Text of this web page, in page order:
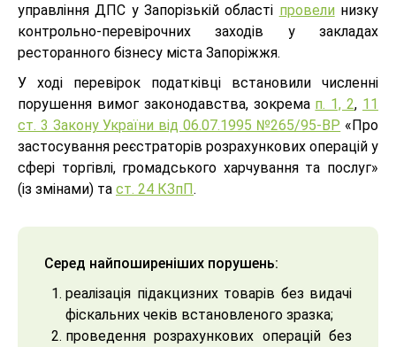
управління ДПС у Запорізькій області провелинизку
контрольно-перевірочних заходів у закладах
ресторанного бізнесу міста Запоріжжя.
У ході перевірок податківці встановили численні
порушення вимог законодавства, зокрема п. 1, 2, 11
ст. 3 Закону України від 06.07.1995 №265/95-ВР «Про
застосування реєстраторів розрахункових операцій у
сфері торгівлі, громадського харчування та послуг»
(із змінами) та ст. 24 КЗпП.
Серед найпоширеніших порушень:
реалізація підакцизних товарів без видачі
фіскальних чеків встановленого зразка;
проведення розрахункових операцій без